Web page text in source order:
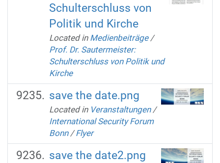
Schulterschluss von
Politik und Kirche
Located in Medienbeiträge /
Prof. Dr. Sautermeister:
Schulterschluss von Politik und
Kirche
save the date.png
Located in Veranstaltungen /
International Security Forum
Bonn /Flyer
save the date2.png